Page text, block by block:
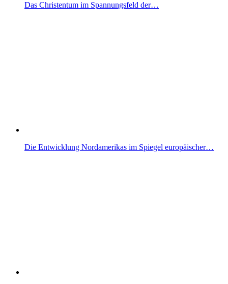
Das Christentum im Spannungsfeld der…
Die Entwicklung Nordamerikas im Spiegel europäischer…